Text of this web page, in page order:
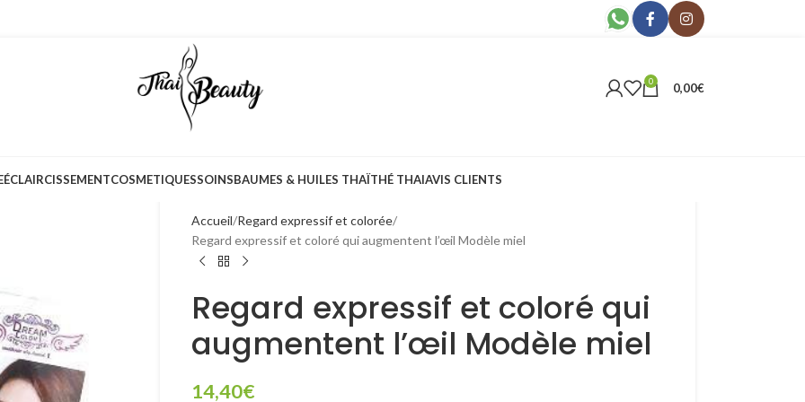
0 0,00€
ÉCLAIRCISSEMENTCOSMETIQUESSOINSBAUMES & HUILES THAÏTHÉ THAIAVIS CLIENTS
Accueil Regard expressif et colorée
Regard expressif et coloré qui augmentent l’œil Modèle miel
Regard expressif et coloré qui
augmentent l’œil Modèle miel
14,40€